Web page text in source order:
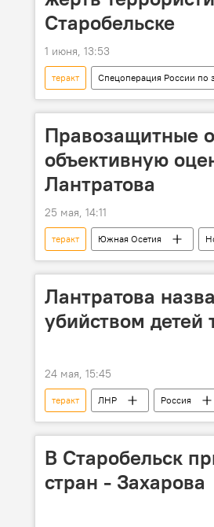
Старобельске
1 июня, 13:53
теракт Спецоперация России по
Посольство РФ в РЮО
Правозащитные
объективную
Лантратова
25 мая, 14:11
теракт Южная Осетия
Лантратова
убийством детей
24 мая, 15:45
теракт ЛНР Россия
СВО
В Старобельск
стран - Захарова